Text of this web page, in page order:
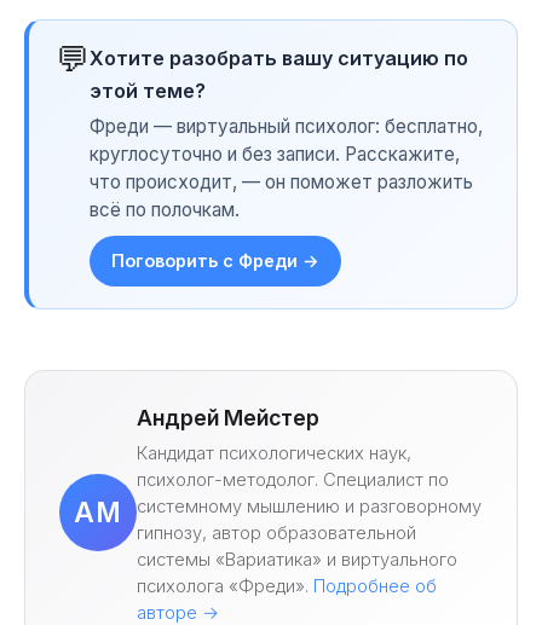
💬Хотите разобрать вашу ситуацию по
этой теме?
Фреди — виртуальный психолог: бесплатно,
круглосуточно и без записи. Расскажите,
что происходит, — он поможет разложить
всё по полочкам.
Поговорить с Фреди →
АМ
Андрей Мейстер
Кандидат психологических наук,
психолог-методолог. Специалист по
системному мышлению и разговорному
гипнозу, автор образовательной
системы «Вариатика» и виртуального
психолога «Фреди». Подробнее об
авторе →